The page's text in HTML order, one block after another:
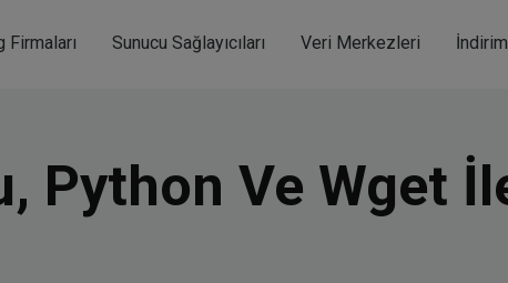
Firmaları Sunucu Sağlayıcıları Veri Merkezleri
Python Ve Wget